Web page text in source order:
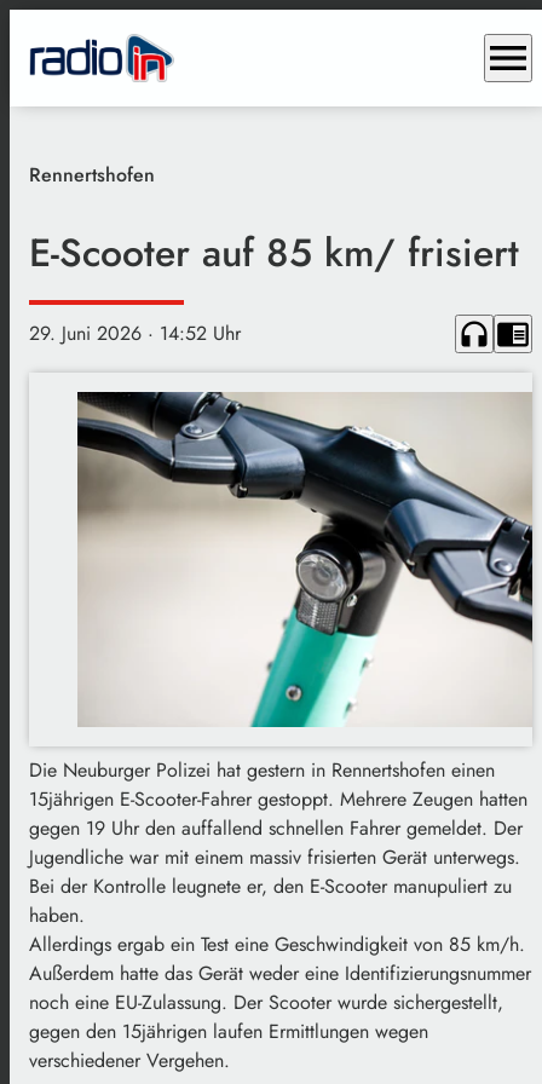
menu
Rennertshofen
E-Scooter auf 85 km/ frisiert
29. Juni 2026 · 14:52 Uhr headphones chrome_reader_mode
Die Neuburger Polizei hat gestern in Rennertshofen einen
15jährigen E-Scooter-Fahrer gestoppt. Mehrere Zeugen hatten
gegen 19 Uhr den auffallend schnellen Fahrer gemeldet. Der
Jugendliche war mit einem massiv frisierten Gerät unterwegs.
Bei der Kontrolle leugnete er, den E-Scooter manupuliert zu
haben.
Allerdings ergab ein Test eine Geschwindigkeit von 85 km/h.
Außerdem hatte das Gerät weder eine Identifizierungsnummer
noch eine EU-Zulassung. Der Scooter wurde sichergestellt,
gegen den 15jährigen laufen Ermittlungen wegen
verschiedener Vergehen.